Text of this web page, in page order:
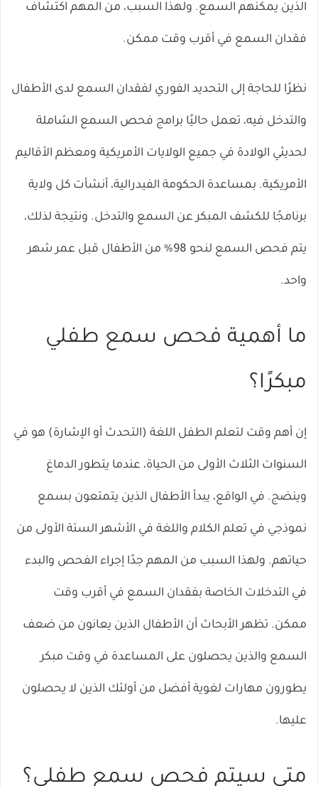
الذين يمكنهم السمع. ولهذا السبب، من المهم اكتشاف
فقدان السمع في أقرب وقت ممكن.
نظرًا للحاجة إلى التحديد الفوري لفقدان السمع لدى الأطفال
والتدخل فيه، تعمل حاليًا برامج فحص السمع الشاملة
لحديثي الولادة في جميع الولايات الأمريكية ومعظم الأقاليم
الأمريكية. بمساعدة الحكومة الفيدرالية، أنشأت كل ولاية
برنامجًا للكشف المبكر عن السمع والتدخل. ونتيجة لذلك،
يتم فحص السمع لنحو 98% من الأطفال قبل عمر شهر
واحد.
ما أهمية فحص سمع طفلي
مبكرًا؟
إن أهم وقت لتعلم الطفل اللغة (التحدث أو الإشارة) هو في
السنوات الثلاث الأولى من الحياة، عندما يتطور الدماغ
وينضج. في الواقع، يبدأ الأطفال الذين يتمتعون بسمع
نموذجي في تعلم الكلام واللغة في الأشهر الستة الأولى من
حياتهم. ولهذا السبب من المهم جدًا إجراء الفحص والبدء
في التدخلات الخاصة بفقدان السمع في أقرب وقت
ممكن. تظهر الأبحاث أن الأطفال الذين يعانون من ضعف
السمع والذين يحصلون على المساعدة في وقت مبكر
يطورون مهارات لغوية أفضل من أولئك الذين لا يحصلون
عليها.
متى سيتم فحص سمع طفلي؟